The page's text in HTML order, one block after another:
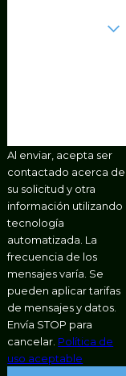
Al enviar, acepta ser
contactado acerca de
su solicitud y otra
información utilizando
tecnología
automatizada. La
frecuencia de los
mensajes varía. Se
pueden aplicar tarifas
de mensajes y datos.
Envía STOP para
cancelar. Política de
uso aceptable